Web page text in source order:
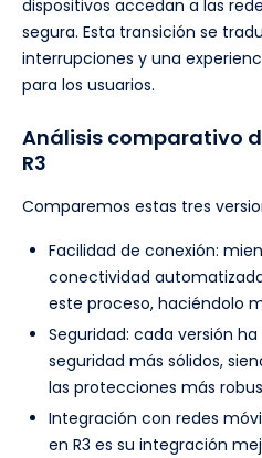
dispositivos accedan a las
segura. Esta transición se
interrupciones y una
para los usuarios.
Análisis comparativo
R3
Comparemos estas tres
Facilidad de conexión:
conectividad
este proceso, haciéndolo
Seguridad: cada versión
seguridad más sólidos,
las protecciones más
Integración con redes
en R3 es su integración